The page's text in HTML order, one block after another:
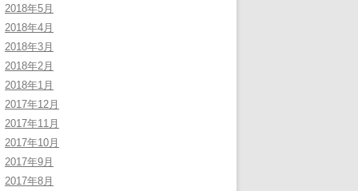
2018年5月
2018年4月
2018年3月
2018年2月
2018年1月
2017年12月
2017年11月
2017年10月
2017年9月
2017年8月